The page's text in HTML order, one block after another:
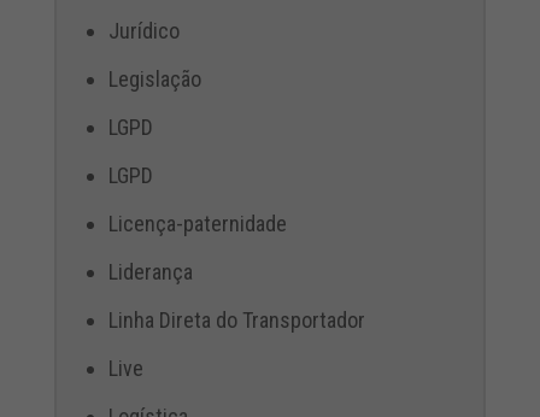
Jurídico
Legislação
LGPD
LGPD
Licença-paternidade
Liderança
Linha Direta do Transportador
Live